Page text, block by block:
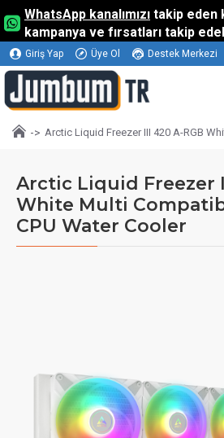
WhatsApp kanalımızı takip eden
kampanya ve fırsatları takip
Giriş Yap Üye Ol Destek Merkezi
Arctic Liquid Freezer III 420 A-RGB
Arctic Liquid Freezer
White Multi
CPU Water Cooler